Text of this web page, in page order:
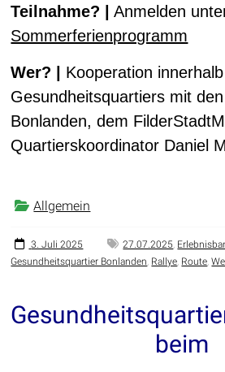
Teilnahme? | Anmelden
Sommerferienprogramm
Wer? | Kooperation
Gesundheitsquartiers mit
Bonlanden, dem
Quartierskoordinator Daniel
Allgemein
3. Juli 2025 27.07.2025
Gesundheitsquartier Bonlanden Rallye Route ,
beim